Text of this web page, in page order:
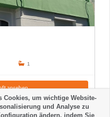
1
ansehen
Cookies, um wichtige Website-
und Analyse zu
ändern, indem Sie